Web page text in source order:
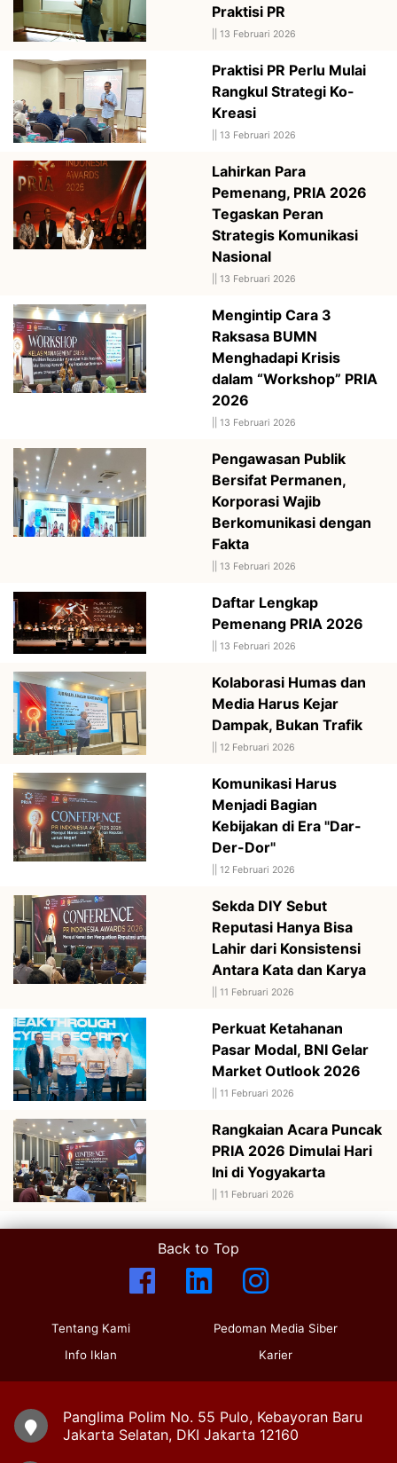
Praktisi PR
13 Februari 2026
Praktisi PR Perlu Mulai
Rangkul Strategi Ko-
Kreasi
13 Februari 2026
Lahirkan Para
Pemenang, PRIA 2026
Tegaskan Peran
Strategis Komunikasi
Nasional
13 Februari 2026
Mengintip Cara 3
Raksasa BUMN
Menghadapi Krisis
dalam “Workshop” PRIA
2026
13 Februari 2026
Pengawasan Publik
Bersifat Permanen,
Korporasi Wajib
Berkomunikasi dengan
Fakta
13 Februari 2026
Daftar Lengkap
Pemenang PRIA 2026
13 Februari 2026
Kolaborasi Humas dan
Media Harus Kejar
Dampak, Bukan Trafik
12 Februari 2026
Komunikasi Harus
Menjadi Bagian
Kebijakan di Era "Dar-
Der-Dor"
12 Februari 2026
Sekda DIY Sebut
Reputasi Hanya Bisa
Lahir dari Konsistensi
Antara Kata dan Karya
11 Februari 2026
Perkuat Ketahanan
Pasar Modal, BNI Gelar
Market Outlook 2026
11 Februari 2026
Rangkaian Acara Puncak
PRIA 2026 Dimulai Hari
Ini di Yogyakarta
11 Februari 2026
Back to Top
Tentang Kami
Info Iklan
Pedoman Media Siber
Karier
Panglima Polim No. 55 Pulo, Kebayoran Baru
Jakarta Selatan, DKI Jakarta 12160